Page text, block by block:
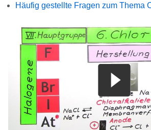
Häufig gestellte Fragen zum Thema